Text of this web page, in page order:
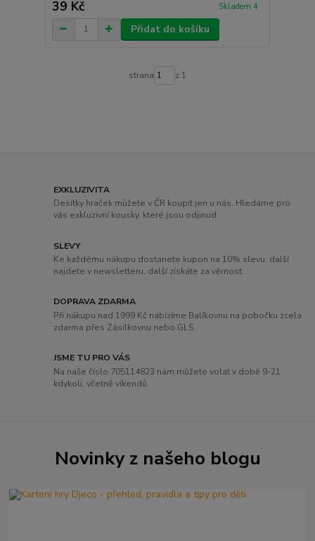
39 Kč Skladem 4
Přidat do košíku
strana z 1
EXKLUZIVITA
Desítky hraček můžete v ČR koupit jen u nás. Hledáme pro
vás exkluzivní kousky, které jsou odjinud.
SLEVY
Ke každému nákupu dostanete kupon na 10% slevu, další
najdete v newsletteru, další získáte za věrnost.
DOPRAVA ZDARMA
Při nákupu nad 1999 Kč nabízíme Balíkovnu na pobočku zcela
zdarma přes Zásilkovnu nebo GLS.
JSME TU PRO VÁS
Na naše číslo 705114823 nám můžete volat v době 9-21
kdykoli, včetně víkendů.
Novinky z našeho blogu